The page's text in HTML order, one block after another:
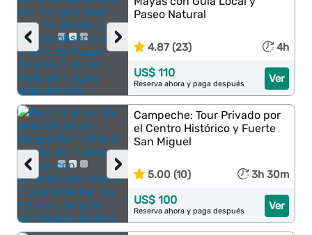
›
‹
Paseo Natural
4.87 (23) 4h
Ver
US$ 110
Reserva ahora y paga después
›
‹
Campeche: Tour Privado por
el Centro Histórico y Fuerte
San Miguel
5.00 (10) 3h 30m
Ver
US$ 100
Reserva ahora y paga después